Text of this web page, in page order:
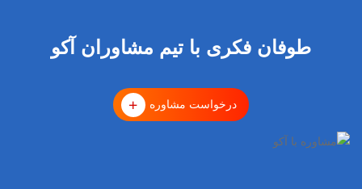
طوفان فکری با تیم مشاوران آکو
درخواست مشاوره